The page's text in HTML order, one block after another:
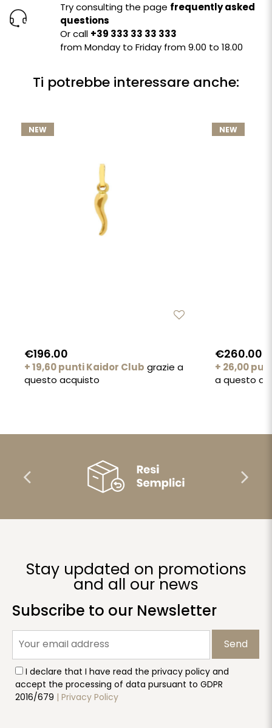
Try consulting the page frequently asked
questions
Or call +39 333 33 33 333
from Monday to Friday from 9.00 to 18.00
Ti potrebbe interessare anche:
NEW
€196.00
+ 19,60 punti Kaidor Club grazie a
questo acquisto
NEW
€260.00
+ 26,00
a questo
Stay updated on promotions
and all our news
Subscribe to our Newsletter
Send
I declare that I have read the privacy policy and
accept the processing of data pursuant to GDPR
2016/679 | Privacy Policy